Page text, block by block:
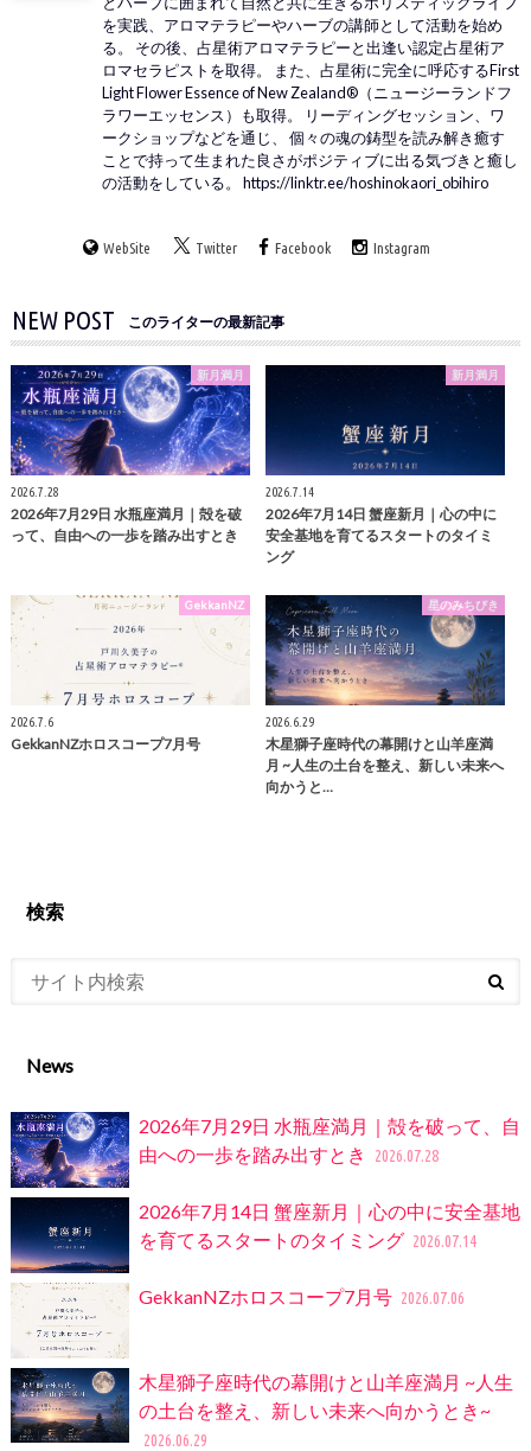
を実践、アロマテラピーやハーブの講師として活動を始め
る。 その後、占星術アロマテラピーと出逢い認定占星術ア
ロマセラピストを取得。 また、占星術に完全に呼応するFirst
Light Flower Essence of New Zealand®（ニュージーランドフ
ラワーエッセンス）も取得。 リーディングセッション、ワ
ークショップなどを通じ、 個々の魂の鋳型を読み解き癒す
ことで持って生まれた良さがポジティブに出る気づきと癒し
の活動をしている。 https://linktr.ee/hoshinokaori_obihiro
WebSite Twitter Facebook Instagram
NEW POST このライターの最新記事
新月満月
2026.7.28
2026年7月29日 水瓶座満月｜殻を破
って、自由への一歩を踏み出すとき
新月満月
2026.7.14
2026年7月14日 蟹座新月｜心の中に
安全基地を育てるスタートのタイミ
ング
GekkanNZ
2026.7.6
GekkanNZホロスコープ7月号
星のみちびき
2026.6.29
木星獅子座時代の幕開けと山羊座満
月 ~人生の土台を整え、新しい未来へ
向かうと…
検索
News
2026年7月29日 水瓶座満月｜殻を破って、自
由への一歩を踏み出すとき
2026.07.28
2026年7月14日 蟹座新月｜心の中に安全基地
を育てるスタートのタイミング 2026.07.14
GekkanNZホロスコープ7月号 2026.07.06
木星獅子座時代の幕開けと山羊座満月 ~人生
の土台を整え、新しい未来へ向かうとき~
2026.06.29